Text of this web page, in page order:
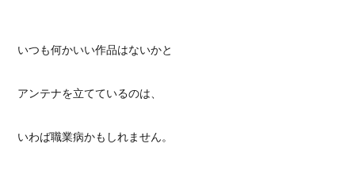
いつも何かいい作品はないかと
アンテナを立てているのは、
いわば職業病かもしれません。